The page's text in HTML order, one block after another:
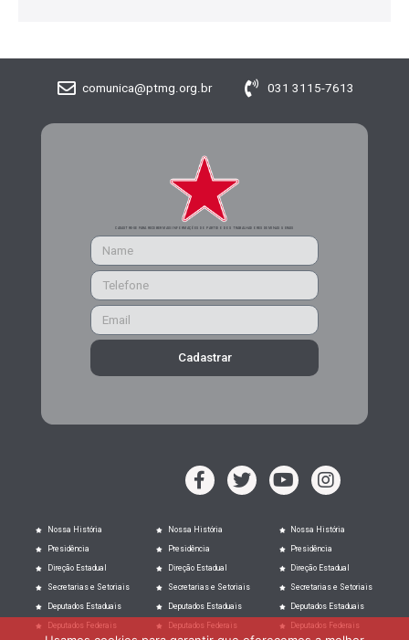
comunica@ptmg.org.br 031 3115-7613
CADASTRE-SE PARA RECEBER MAIS INFORMAÇÕES DO PARTIDO DOS TRABALHADORES DE MINAS GERAIS
Cadastrar
Nossa História
Presidência
Direção Estadual
Secretarias e Setoriais
Deputados Estaduais
Deputados Federais
Nossa História
Presidência
Direção Estadual
Secretarias e Setoriais
Deputados Estaduais
Deputados Federais
Nossa História
Presidência
Direção Estadual
Secretarias e Setoriais
Deputados Estaduais
Deputados Federais